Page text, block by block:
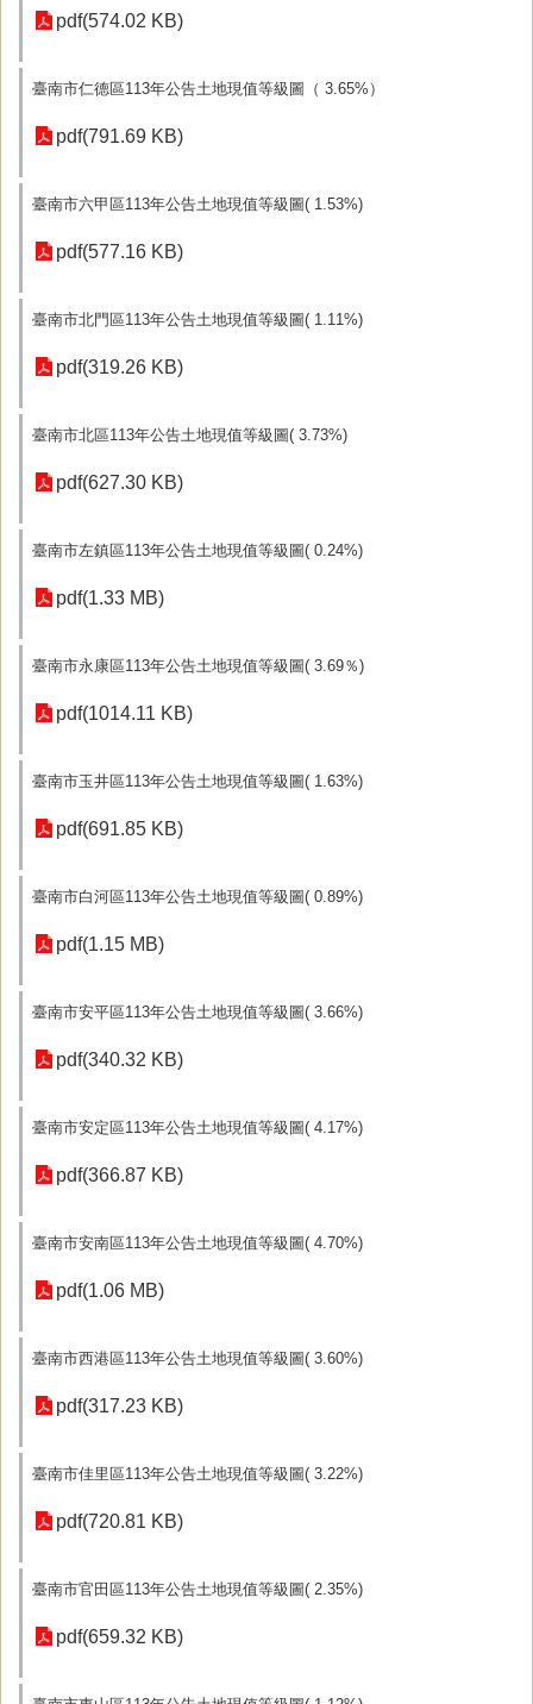
pdf(574.02 KB)
臺南市仁德區113年公告土地現值等級圖（ 3.65%）
pdf(791.69 KB)
臺南市六甲區113年公告土地現值等級圖( 1.53%)
pdf(577.16 KB)
臺南市北門區113年公告土地現值等級圖( 1.11%)
pdf(319.26 KB)
臺南市北區113年公告土地現值等級圖( 3.73%)
pdf(627.30 KB)
臺南市左鎮區113年公告土地現值等級圖( 0.24%)
pdf(1.33 MB)
臺南市永康區113年公告土地現值等級圖( 3.69％)
pdf(1014.11 KB)
臺南市玉井區113年公告土地現值等級圖( 1.63%)
pdf(691.85 KB)
臺南市白河區113年公告土地現值等級圖( 0.89%)
pdf(1.15 MB)
臺南市安平區113年公告土地現值等級圖( 3.66%)
pdf(340.32 KB)
臺南市安定區113年公告土地現值等級圖( 4.17%)
pdf(366.87 KB)
臺南市安南區113年公告土地現值等級圖( 4.70%)
pdf(1.06 MB)
臺南市西港區113年公告土地現值等級圖( 3.60%)
pdf(317.23 KB)
臺南市佳里區113年公告土地現值等級圖( 3.22%)
pdf(720.81 KB)
臺南市官田區113年公告土地現值等級圖( 2.35%)
pdf(659.32 KB)